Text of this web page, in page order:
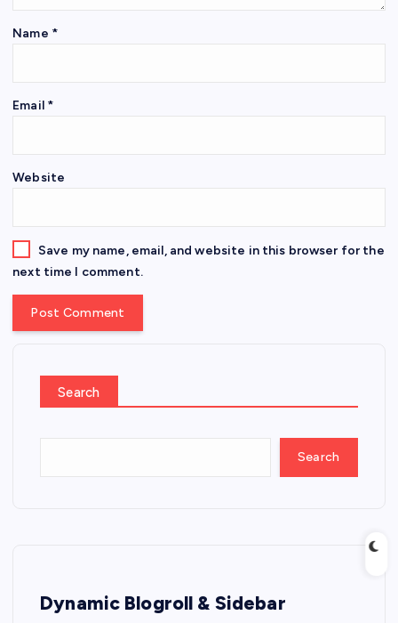
Name *
Email *
Website
Save my name, email, and website in this browser for the
next time I comment.
Search
Search
Dynamic Blogroll & Sidebar